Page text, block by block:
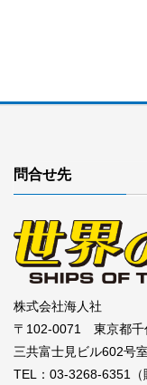
問合せ先
株式会社海人社
〒102-0071 東京都千
三共富士見ビル602号室
TEL：03-3268-6351（